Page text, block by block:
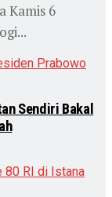
Kamis 6
Sendiri Bakal